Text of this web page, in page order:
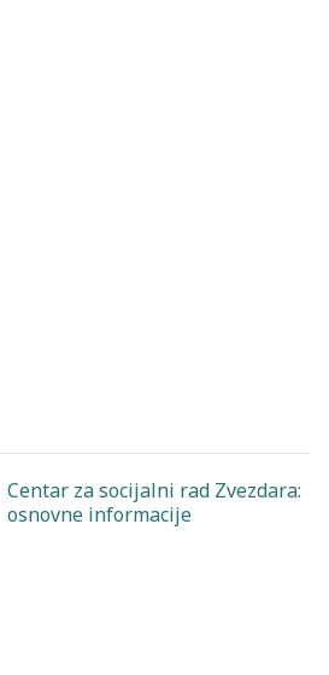
Centar za socijalni rad Zvezdara:
osnovne informacije